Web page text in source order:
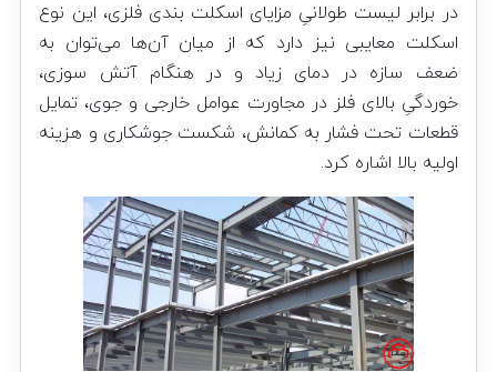
در برابر لیست طولانیِ مزایای اسکلت بندی فلزی، این نوع
اسکلت معایبی نیز دارد که از میان آن‌ها می‌توان به
ضعف سازه در دمای زیاد و در هنگام آتش سوزی،
خوردگیِ بالای فلز در مجاورت عوامل خارجی و جوی، تمایل
قطعات تحت فشار به کمانش، شکست جوشکاری و هزینه
اولیه بالا اشاره کرد.